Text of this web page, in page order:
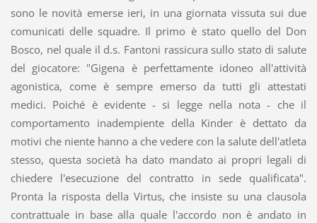
sono le novità emerse ieri, in una giornata vissuta sui due
comunicati delle squadre. Il primo è stato quello del Don
Bosco, nel quale il d.s. Fantoni rassicura sullo stato di salute
del giocatore: "Gigena è perfettamente idoneo all'attività
agonistica, come è sempre emerso da tutti gli attestati
medici. Poiché è evidente - si legge nella nota - che il
comportamento inadempiente della Kinder è dettato da
motivi che niente hanno a che vedere con la salute dell'atleta
stesso, questa società ha dato mandato ai propri legali di
chiedere l'esecuzione del contratto in sede qualificata".
Pronta la risposta della Virtus, che insiste su una clausola
contrattuale in base alla quale l'accordo non è andato in